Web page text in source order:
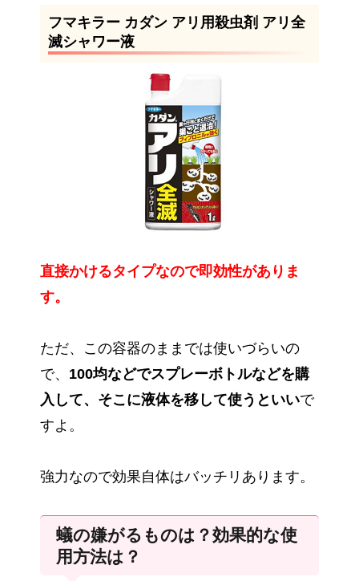
フマキラー カダン アリ用殺虫剤 アリ全
滅シャワー液
直接かけるタイプなので即効性がありま
す。
ただ、この容器のままでは使いづらいの
で、 100均などでスプレーボトルなどを購
入して、そこに液体を移して使うといいで
すよ。
強力なので効果自体はバッチリあります。
蟻の嫌がるものは？効果的な使
用方法は？